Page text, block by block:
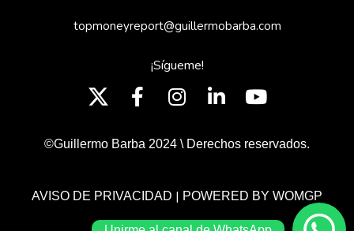
topmoneyreport@guillermobarba.com
¡Sígueme!
©Guillermo Barba 2024 \ Derechos reservados.
AVISO DE PRIVACIDAD | POWERED BY WOMGP